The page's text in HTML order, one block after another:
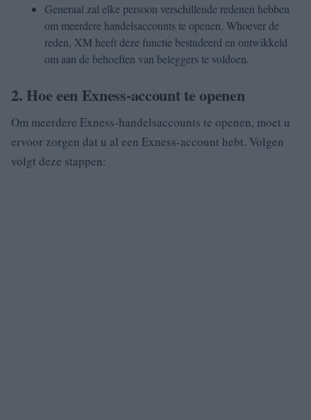
Generaal zal elke persoon verschillende redenen hebben
om meerdere handelsaccounts te openen. Whoever de
reden, XM heeft deze functie bestudeerd en ontwikkeld
om aan de behoeften van beleggers te voldoen.
2. Hoe een Exness-account te openen
Om meerdere Exness-handelsaccounts te openen, moet u
ervoor zorgen dat u al een Exness-account hebt. Volgen
volgt deze stappen: